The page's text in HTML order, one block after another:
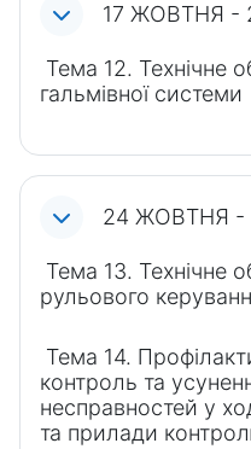
17 ЖОВТНЯ -
Тема 12. Технічне
гальмівної системи
24 ЖОВТНЯ
Тема 13. Технічне
рульового
Тема 14.
контроль та
несправностей у
та прилади